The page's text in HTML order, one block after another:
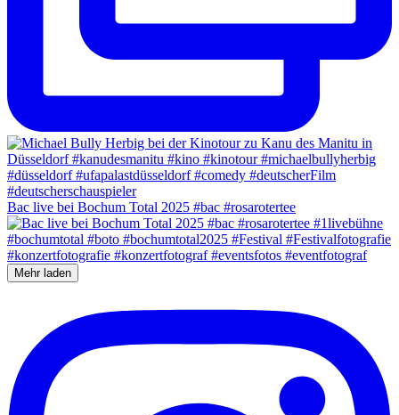
Bac live bei Bochum Total 2025 #bac #rosarotertee
Mehr laden